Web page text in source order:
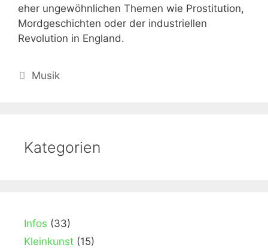
eher ungewöhnlichen Themen wie Prostitution,
Mordgeschichten oder der industriellen
Revolution in England.
Kategorien
Musik
Kategorien
Infos (33)
Kleinkunst (15)